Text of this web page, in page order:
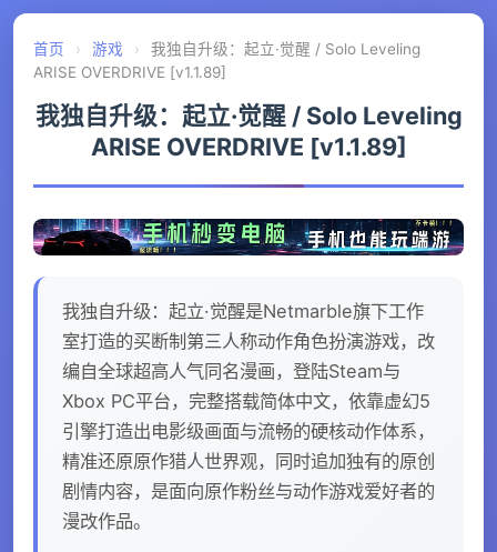
首页 › 游戏 ›
我独自升级：起立·觉醒 / Solo Leveling
ARISE OVERDRIVE [v1.1.89]
我独自升级：起立·觉醒 / Solo Leveling
ARISE OVERDRIVE [v1.1.89]
我独自升级：起立·觉醒是Netmarble旗下工作
室打造的买断制第三人称动作角色扮演游戏，改
编自全球超高人气同名漫画，登陆Steam与
Xbox PC平台，完整搭载简体中文，依靠虚幻5
引擎打造出电影级画面与流畅的硬核动作体系，
精准还原原作猎人世界观，同时追加独有的原创
剧情内容，是面向原作粉丝与动作游戏爱好者的
漫改作品。